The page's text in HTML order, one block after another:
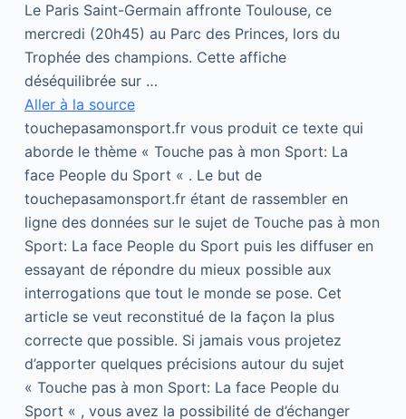
Le Paris Saint-Germain affronte Toulouse, ce
mercredi (20h45) au Parc des Princes, lors du
Trophée des champions. Cette affiche
déséquilibrée sur …
Aller à la source
touchepasamonsport.fr vous produit ce texte qui
aborde le thème « Touche pas à mon Sport: La
face People du Sport « . Le but de
touchepasamonsport.fr étant de rassembler en
ligne des données sur le sujet de Touche pas à mon
Sport: La face People du Sport puis les diffuser en
essayant de répondre du mieux possible aux
interrogations que tout le monde se pose. Cet
article se veut reconstitué de la façon la plus
correcte que possible. Si jamais vous projetez
d’apporter quelques précisions autour du sujet
« Touche pas à mon Sport: La face People du
Sport « , vous avez la possibilité de d’échanger